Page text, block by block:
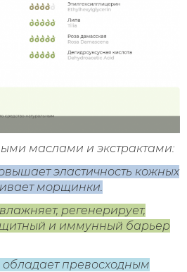
маслами и экстрактами:
эластичность кожных
морщинки.
регенерирует,
и иммунный барьер
превосходным